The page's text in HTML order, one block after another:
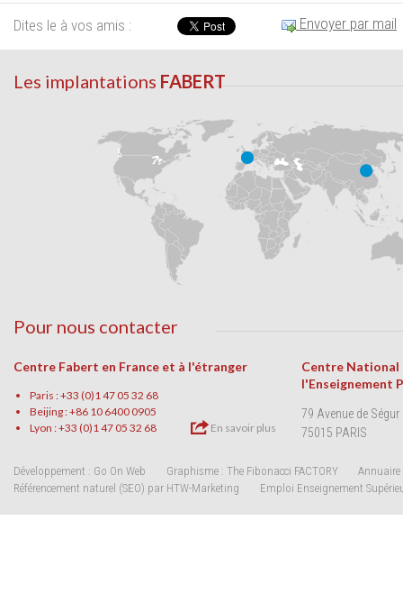
Dites le à vos amis : Envoyer par mail
Les implantations FABERT
Pour nous contacter
Centre Fabert en France et à l'étranger
Paris : +33 (0)1 47 05 32 68
Beijing : +86 10 6400 0905
Lyon : +33 (0)1 47 05 32 68
En savoir plus
Centre National
l'Enseignement
79 Avenue de Ségur
75015 PARIS
Développement : Go On Web Graphisme : The Fibonacci FACTORY
Annuaire
Référencement naturel (SEO) par HTW-Marketing
Emploi Enseignement